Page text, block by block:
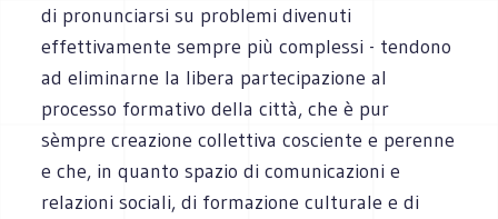
di pronunciarsi su problemi divenuti
effettivamente sempre più complessi - tendono
ad eliminarne la libera partecipazione al
processo formativo della città, che è pur
sèmpre creazione collettiva cosciente e perenne
e che, in quanto spazio di comunicazioni e
relazioni sociali, di formazione culturale e di